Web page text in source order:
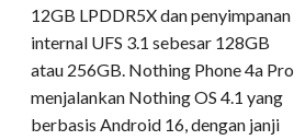
12GB LPDDR5X dan penyimpanan
internal UFS 3.1 sebesar 128GB
atau 256GB. Nothing Phone 4a Pro
menjalankan Nothing OS 4.1 yang
berbasis Android 16, dengan janji